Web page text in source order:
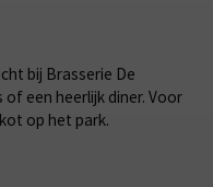
bij Brasserie De
een heerlijk diner. Voor
op het park.